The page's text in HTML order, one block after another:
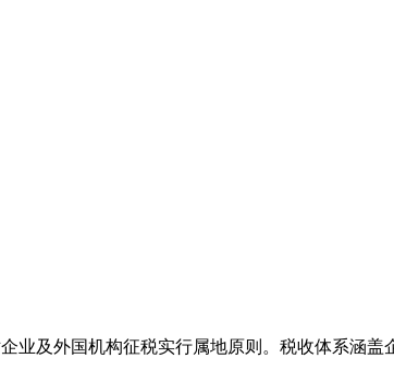
及外国机构征税实行属地原则。税收体系涵盖